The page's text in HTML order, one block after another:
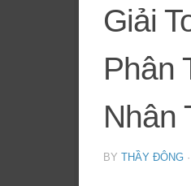
Giải
Phân
Nhân
BY THẦY ĐÔNG ·